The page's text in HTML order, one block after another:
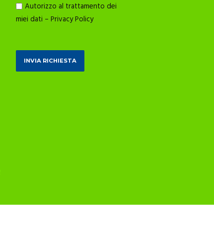
Autorizzo al trattamento dei
miei dati – Privacy Policy